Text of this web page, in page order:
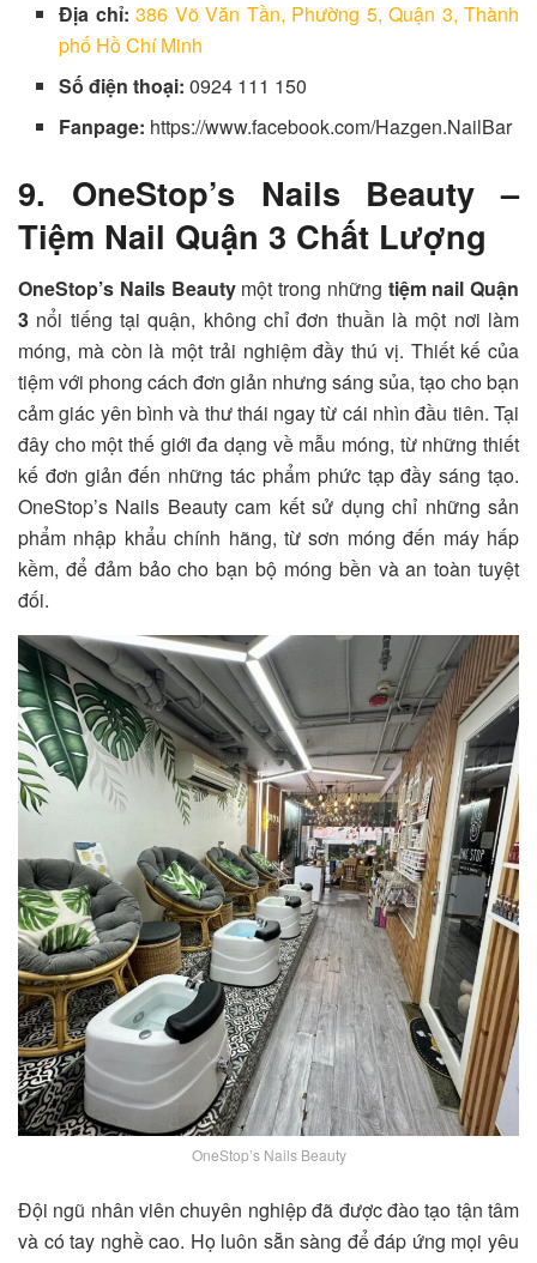
Địa chỉ:386 Võ Văn Tần, Phường 5, Quận 3, Thành
phố Hồ Chí Minh
Số điện thoại: 0924 111 150
Fanpage: https://www.facebook.com/Hazgen.NailBar
9. OneStop’s Nails Beauty –
Tiệm Nail Quận 3 Chất Lượng
OneStop’s Nails Beauty một trong những tiệm nail Quận
3 nổi tiếng tại quận, không chỉ đơn thuần là một nơi làm
móng, mà còn là một trải nghiệm đầy thú vị. Thiết kế của
tiệm với phong cách đơn giản nhưng sáng sủa, tạo cho bạn
cảm giác yên bình và thư thái ngay từ cái nhìn đầu tiên. Tại
đây cho một thế giới đa dạng về mẫu móng, từ những thiết
kế đơn giản đến những tác phẩm phức tạp đầy sáng tạo.
OneStop’s Nails Beauty cam kết sử dụng chỉ những sản
phẩm nhập khẩu chính hãng, từ sơn móng đến máy hấp
kềm, để đảm bảo cho bạn bộ móng bền và an toàn tuyệt
đối.
OneStop’s Nails Beauty
Đội ngũ nhân viên chuyên nghiệp đã được đào tạo tận tâm
và có tay nghề cao. Họ luôn sẵn sàng để đáp ứng mọi yêu